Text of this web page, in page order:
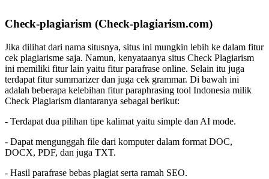
Check-plagiarism (Check-plagiarism.com)
Jika dilihat dari nama situsnya, situs ini mungkin lebih ke dalam fitur
cek plagiarisme saja. Namun, kenyataanya situs Check Plagiarism
ini memiliki fitur lain yaitu fitur parafrase online. Selain itu juga
terdapat fitur summarizer dan juga cek grammar. Di bawah ini
adalah beberapa kelebihan fitur paraphrasing tool Indonesia milik
Check Plagiarism diantaranya sebagai berikut:
- Terdapat dua pilihan tipe kalimat yaitu simple dan AI mode.
- Dapat mengunggah file dari komputer dalam format DOC,
DOCX, PDF, dan juga TXT.
- Hasil parafrase bebas plagiat serta ramah SEO.